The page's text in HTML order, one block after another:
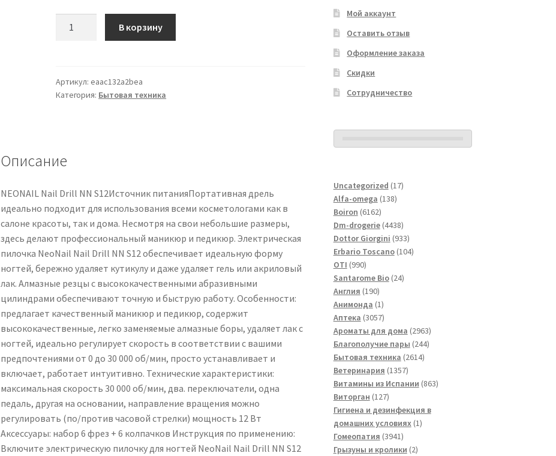
NN
S12
elettrica
В корзину
Артикул:eaac132a2bea
Категория: Бытовая техника
Описание
NEONAIL Nail Drill NN S12Источник питанияПортативная дрель
идеально подходит для использования всеми косметологами как в
салоне красоты, так и дома. Несмотря на свои небольшие размеры,
здесь делают профессиональный маникюр и педикюр. Электрическая
пилочка NeoNail Nail Drill NN S12 обеспечивает идеальную форму
ногтей, бережно удаляет кутикулу и даже удаляет гель или акриловый
лак. Алмазные резцы с высококачественными абразивными
цилиндрами обеспечивают точную и быструю работу. Особенности:
предлагает качественный маникюр и педикюр, содержит
высококачественные, легко заменяемые алмазные боры, удаляет лак с
ногтей, идеально регулирует скорость в соответствии с вашими
предпочтениями от 0 до 30 000 об/мин, просто устанавливает и
включает, работает интуитивно. Технические характеристики:
максимальная скорость 30 000 об/мин, два. переключатели, одна
педаль, другая на основании, направление вращения можно
регулировать (по/против часовой стрелки) мощность 12 Вт
Аксессуары: набор 6 фрез + 6 колпачков Инструкция по применению:
Включите электрическую пилочку для ногтей NeoNail Nail Drill NN S12
Мой аккаунт
Оставить отзыв
Оформление заказа
Скидки
Сотрудничество
Uncategorized 1717
Alfa-omega 138138
Boiron 61626162
товара
Dm-drogerie 44384438
товаров
Dottor Giorgini 933933
товара
Erbario Toscano 104104
OTI 990990
товаров
Santarome Bio 2424
Англия 190190
товаров
Анимонда 11
товар
Аптека 30573057
товаров
Ароматы для дома 29632963
товара
Благополучие пары 244244
Бытовая техника 26142614
Ветеринария 13571357
товаров
Витамины из Испании 863863
Виторган 127127
товаров
Гигиена и дезинфекция в
домашних условиях 11
Гомеопатия 39413941
товар
Грызуны и кролики 22